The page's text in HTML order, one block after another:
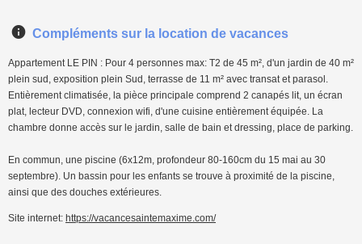
Compléments sur la location de vacances
Appartement LE PIN : Pour 4 personnes max: T2 de 45 m², d'un jardin de 40 m²
plein sud, exposition plein Sud, terrasse de 11 m² avec transat et parasol.
Entièrement climatisée, la pièce principale comprend 2 canapés lit, un écran
plat, lecteur DVD, connexion wifi, d'une cuisine entièrement équipée. La
chambre donne accès sur le jardin, salle de bain et dressing, place de parking.
En commun, une piscine (6x12m, profondeur 80-160cm du 15 mai au 30
septembre). Un bassin pour les enfants se trouve à proximité de la piscine,
ainsi que des douches extérieures.
Site internet: https://vacancesaintemaxime.com/